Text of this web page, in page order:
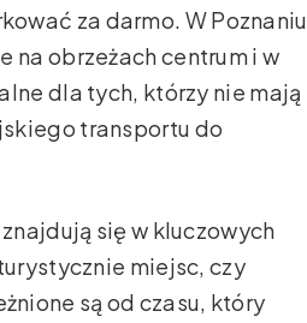
za darmo. W Poznaniu
na obrzeżach centrum i w
dla tych, którzy nie mają
transportu do
się w kluczowych
miejsc, czy
są od czasu, który